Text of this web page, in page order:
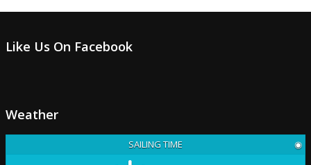
Like Us On Facebook
Weather
SAILING TIME ◉